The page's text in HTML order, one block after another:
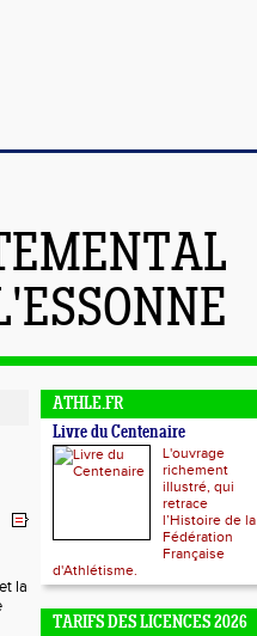
la
ATHLE.FR
Livre du Centenaire
L'ouvrage
richement
illustré, qui
retrace
l’Histoire de la
Fédération
Française
d'Athlétisme.
TARIFS DES LICENCES 2026